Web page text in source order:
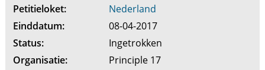
Petitieloket:
Nederland
Einddatum:
08-04-2017
Status:
Ingetrokken
Organisatie:
Principle 17